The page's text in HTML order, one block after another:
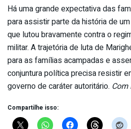
Há uma grande expectativa das
para assistir parte da história de
que lutou bravamente contra o
militar. A trajetória de luta de
para as famílias acampadas e
conjuntura política precisa resistir
governo de caráter autoritário.
Compartilhe isso: